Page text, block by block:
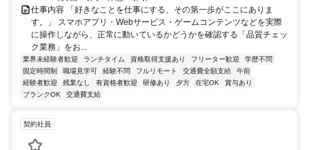
仕事内容 「好きなことを仕事にする、その第一歩がここにありま
す。」 スマホアプリ・Webサービス・ゲームコンテンツなどを実際
に操作しながら、正常に動いているかどうかを確認する「品質チェッ
ク業務」をお...
業界未経験者歓迎 ランチタイム 資格取得支援あり フリーター歓迎
学歴不問
固定時間制
職場見学可 経験不問 フルリモート 交通費全額支給
午前
経験者歓迎
残業なし 有資格者歓迎 研修あり 夕方 在宅OK
賞与あり
ブランクOK
交通費支給
契約社員